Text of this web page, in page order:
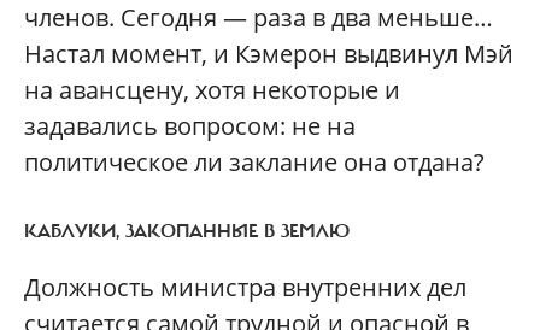
членов. Сегодня — раза в два меньше…
Настал момент, и Кэмерон выдвинул Мэй
на авансцену, хотя некоторые и
задавались вопросом: не на
политическое ли заклание она отдана?
КАБЛУКИ, ЗАКОПАННЫЕ В ЗЕМЛЮ
Должность министра внутренних дел